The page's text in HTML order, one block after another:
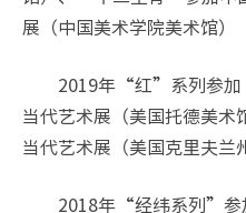
展（中国美术学院美术馆）
2019年“红”系列参
当代艺术展（美国托德美
当代艺术展（美国克里夫兰
2018年“经纬系列”参